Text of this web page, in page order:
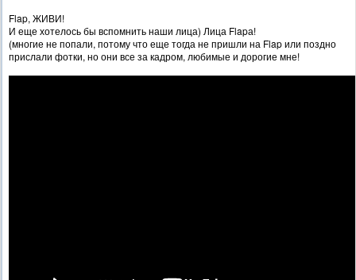
Flap, ЖИВИ!
И еще хотелось бы вспомнить наши лица) Лица Flapа!
(многие не попали, потому что еще тогда не пришли на Flap или поздно
прислали фотки, но они все за кадром, любимые и дорогие мне!